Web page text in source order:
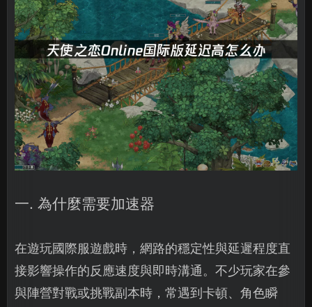
一. 為什麼需要加速器
在遊玩國際服遊戲時，網路的穩定性與延遲程度直
接影響操作的反應速度與即時溝通。不少玩家在參
與陣營對戰或挑戰副本時，常遇到卡頓、角色瞬